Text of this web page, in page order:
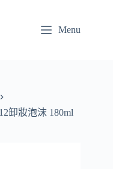
Menu
卸妝泡沫 180ml